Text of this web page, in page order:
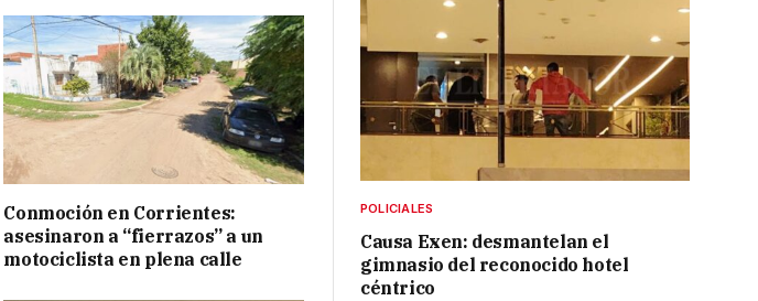
Conmoción en Corrientes:
asesinaron a “fierrazos” a un
motociclista en plena calle
POLICIALES
Causa Exen: desmantelan el
gimnasio del reconocido hotel
céntrico